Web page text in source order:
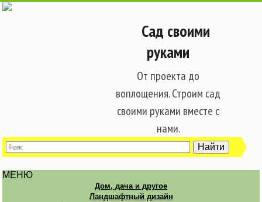
Сад своими
руками
От проекта до
воплощения. Строим сад
своими руками вместе с
нами.
МЕНЮ
Дом, дача и другое
Ландшафтный дизайн